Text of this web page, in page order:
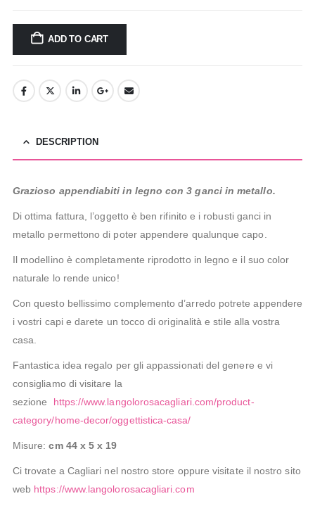
ADD TO CART
DESCRIPTION
Grazioso appendiabiti in legno con 3 ganci in metallo.
Di ottima fattura, l’oggetto è ben rifinito e i robusti ganci in
metallo permettono di poter appendere qualunque capo.
Il modellino è completamente riprodotto in legno e il suo color
naturale lo rende unico!
Con questo bellissimo complemento d’arredo potrete appendere
i vostri capi e darete un tocco di originalità e stile alla vostra
casa.
Fantastica idea regalo per gli appassionati del genere e vi
consigliamo di visitare la
sezione https://www.langolorosacagliari.com/product-
category/home-decor/oggettistica-casa/
Misure:cm 44 x 5 x 19
Ci trovate a Cagliari nel nostro store oppure visitate il nostro sito
web https://www.langolorosacagliari.com